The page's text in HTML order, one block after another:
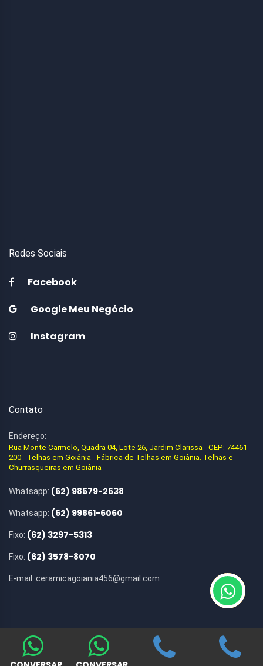
Redes Sociais
Facebook
Google Meu Negócio
Instagram
Contato
Endereço:
Rua Monte Carmelo, Quadra 04, Lote 26, Jardim Clarissa - CEP: 74461-
200 - Telhas em Goiânia - Fábrica de Telhas em Goiânia. Telhas e
Churrasqueiras em Goiânia
Whatsapp: (62) 98579-2638
Whatsapp: (62) 99861-6060
Fixo: (62) 3297-5313
Fixo: (62) 3578-8070
E-mail: ceramicagoiania456@gmail.com